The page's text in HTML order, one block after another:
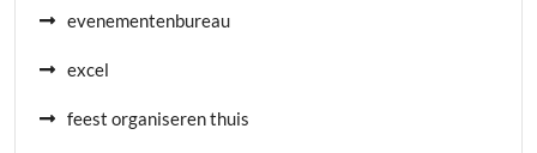
evenementenbureau
excel
feest organiseren thuis